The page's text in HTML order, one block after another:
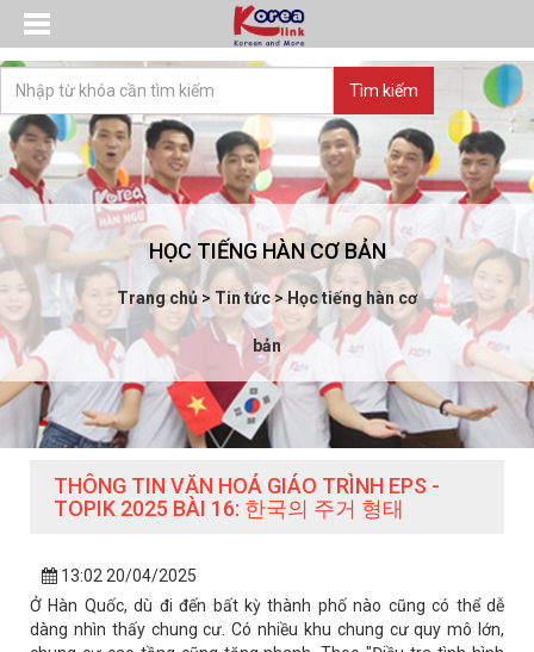
HỌC TIẾNG HÀN CƠ BẢN
Trang chủ > Tin tức>Học tiếng hàn cơ
bản
THÔNG TIN VĂN HOÁ GIÁO TRÌNH EPS -
TOPIK 2025 BÀI 16: 한국의 주거 형태
13:02 20/04/2025
Ở Hàn Quốc, dù đi đến bất kỳ thành phố nào cũng có thể dễ
dàng nhìn thấy chung cư. Có nhiều khu chung cư quy mô lớn,